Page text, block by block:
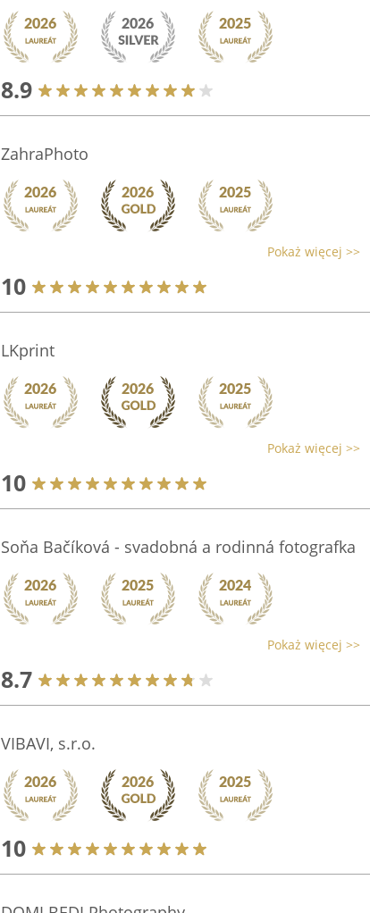
8.9
ZahraPhoto
Pokaż więcej >>
10
LKprint
Pokaż więcej >>
10
Soňa Bačíková - svadobná a rodinná fotografka
Pokaż więcej >>
8.7
VIBAVI, s.r.o.
10